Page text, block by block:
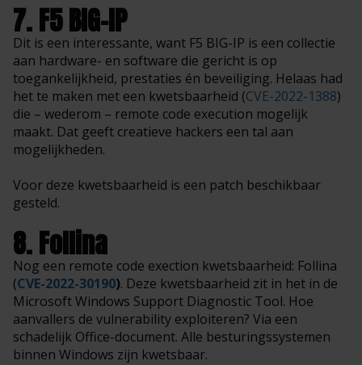
7. F5 BIG-IP
Dit is een interessante, want F5 BIG-IP is een collectie
aan hardware- en software die gericht is op
toegankelijkheid, prestaties én beveiliging. Helaas had
het te maken met een kwetsbaarheid (CVE-2022-1388)
die – wederom – remote code execution mogelijk
maakt. Dat geeft creatieve hackers een tal aan
mogelijkheden.
Voor deze kwetsbaarheid is een patch beschikbaar
gesteld.
8. Follina
Nog een remote code exection kwetsbaarheid: Follina
(CVE-2022-30190). Deze kwetsbaarheid zit in het in de
Microsoft Windows Support Diagnostic Tool. Hoe
aanvallers de vulnerability exploiteren? Via een
schadelijk Office-document. Alle besturingssystemen
binnen Windows zijn kwetsbaar.